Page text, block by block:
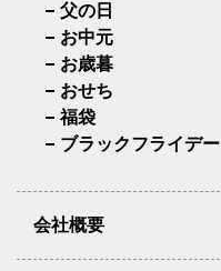
父の日
お中元
お歳暮
おせち
福袋
ブラックフライデー
会社概要